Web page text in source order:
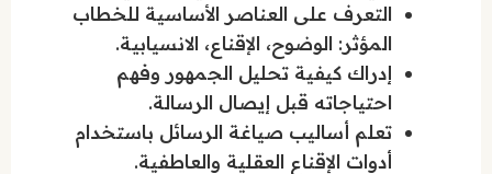
التعرف على العناصر الأساسية للخطاب
المؤثر: الوضوح، الإقناع، الانسيابية.
إدراك كيفية تحليل الجمهور وفهم
احتياجاته قبل إيصال الرسالة.
تعلم أساليب صياغة الرسائل باستخدام
أدوات الإقناع العقلية والعاطفية.